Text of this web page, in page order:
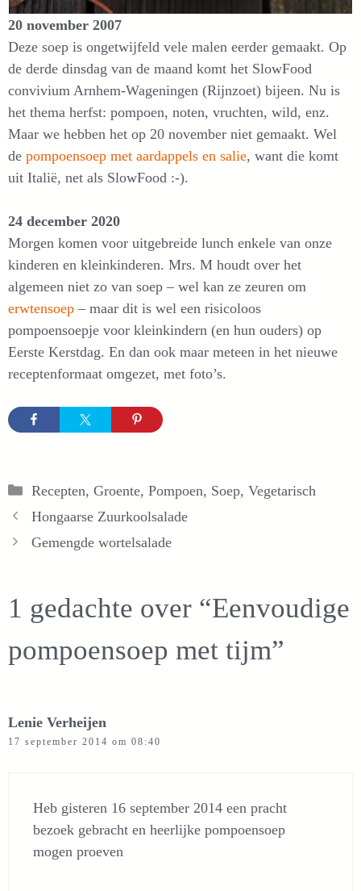
20 november 2007
Deze soep is ongetwijfeld vele malen eerder gemaakt. Op
de derde dinsdag van de maand komt het SlowFood
convivium Arnhem-Wageningen (Rijnzoet) bijeen. Nu is
het thema herfst: pompoen, noten, vruchten, wild, enz.
Maar we hebben het op 20 november niet gemaakt. Wel
de pompoensoep met aardappels en salie, want die komt
uit Italië, net als SlowFood :-).
24 december 2020
Morgen komen voor uitgebreide lunch enkele van onze
kinderen en kleinkinderen. Mrs. M houdt over het
algemeen niet zo van soep – wel kan ze zeuren om
erwtensoep – maar dit is wel een risicoloos
pompoensoepje voor kleinkindern (en hun ouders) op
Eerste Kerstdag. En dan ook maar meteen in het nieuwe
receptenformaat omgezet, met foto’s.
Categorieën
Recepten, Groente, Pompoen, Soep, Vegetarisch
Hongaarse Zuurkoolsalade
Gemengde wortelsalade
1 gedachte over “Eenvoudige
pompoensoep met tijm”
Lenie Verheijen
17 september 2014 om 08:40
Heb gisteren 16 september 2014 een pracht
bezoek gebracht en heerlijke pompoensoep
mogen proeven